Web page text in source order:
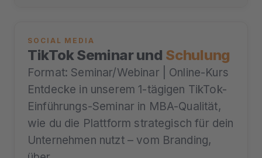
SOCIAL MEDIA
TikTok Seminar und Schulung
Format: Seminar/Webinar | Online-Kurs
Entdecke in unserem 1-tägigen TikTok-
Einführungs-Seminar in MBA-Qualität,
wie du die Plattform strategisch für dein
Unternehmen nutzt – vom Branding,